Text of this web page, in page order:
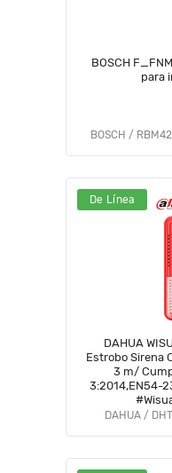
BOSCH
para
BOSCH /
De Línea
DAHUA
Estrobo Sirena
3 m/
3:2014,EN54-
DAHUA /